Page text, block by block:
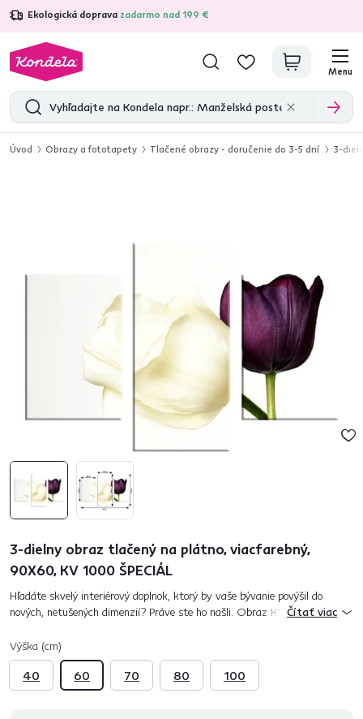
Ekologická doprava zadarmo nad 199 €
4,7 31 157overených produktových recenzií
Menu
Úvod Obrazy a fototapety Tlačené obrazy - doručenie do 3-5 dní 3-
3-dielny obraz tlačený na plátno, viacfarebný,
90X60, KV 1000 ŠPECIÁL
Hľadáte skvelý interiérový doplnok, ktorý by vaše bývanie povýšil do
nových, netušených dimenzií? Práve ste ho našli. Obraz KV 1000 so
Čítať viac
Výška (cm)
40 60 70 80 100